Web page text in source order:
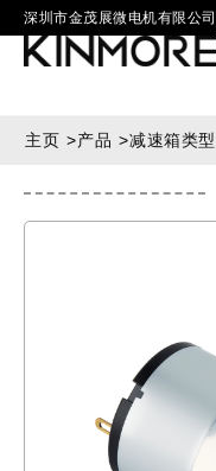
深圳市金茂展微电机有限公司
主页 >产品 >减速箱类型